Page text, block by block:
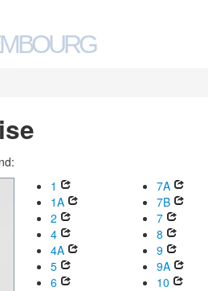
1
1A
2
4
4A
5
6
7A
7B
7
8
9
9A
10